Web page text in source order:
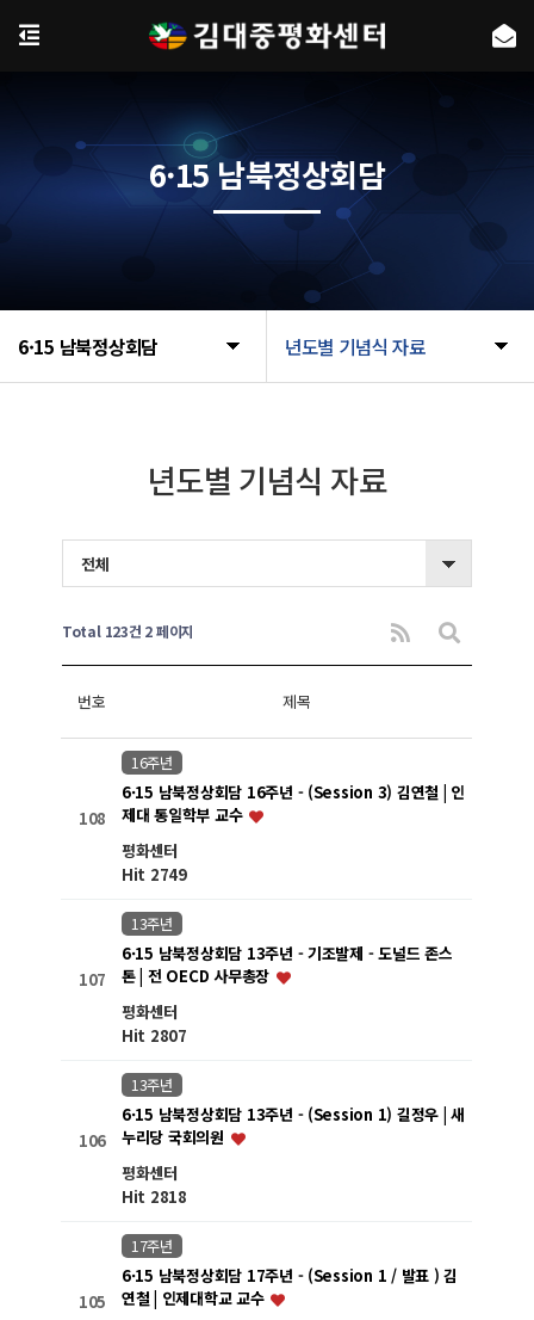
6·15 남북정상회담 년도별 기념식 자료
6·15 남북정상회담
년도별 기념식 자료
전체
Total 123건 2 페이지
번호 제목
108
16주년
6·15 남북정상회담 16주년 - (Session 3) 김연철 | 인
제대 통일학부 교수
평화센터
Hit 2749
107
13주년
6·15 남북정상회담 13주년 - 기조발제 - 도널드 존스
톤 | 전 OECD 사무총장
평화센터
Hit 2807
106
13주년
6·15 남북정상회담 13주년 - (Session 1) 길정우 | 새
누리당 국회의원
평화센터
Hit 2818
105
17주년
6·15 남북정상회담 17주년 - (Session 1 / 발표 ) 김
연철 | 인제대학교 교수